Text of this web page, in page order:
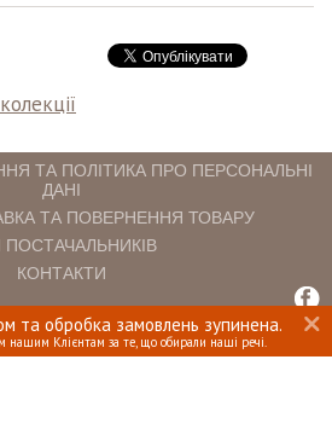
та обробка замовлень зупинена.
Клієнтам за те, що обирали наші речі.
ТА ПОЛІТИКА ПРО ПЕРСОНАЛЬНІ
ДАНІ
ТА ПОВЕРНЕННЯ ТОВАРУ
ПОСТАЧАЛЬНИКІВ
КОНТАКТИ
© 2018. ВСІ ПРАВА ЗАХИЩЕНІ.